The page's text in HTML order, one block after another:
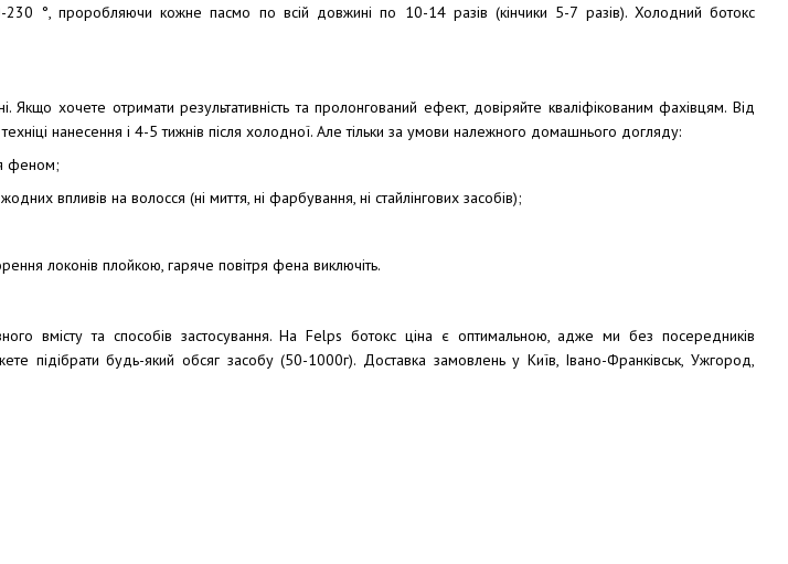
°, проробляючи кожне пасмо по всій довжині по 10-14 разів (кінчики 5-7 разів). Холодний ботокс
хочете отримати результативність та пролонгований ефект, довіряйте кваліфікованим фахівцям. Від
нанесення і 4-5 тижнів після холодної. Але тільки за умови належного домашнього догляду:
феном;
впливів на волосся (ні миття, ні фарбування, ні стайлінгових засобів);
локонів плойкою, гаряче повітря фена виключіть.
вмісту та способів застосування. На Felps ботокс ціна є оптимальною, адже ми без посередників
підібрати будь-який обсяг засобу (50-1000г). Доставка замовлень у Київ, Івано-Франківськ, Ужгород,